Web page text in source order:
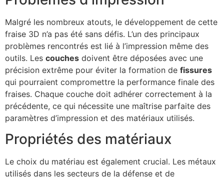
Malgré les nombreux atouts, le développement de cette
fraise 3D n’a pas été sans défis. L’un des principaux
problèmes rencontrés est lié à l’impression même des
outils. Les couches doivent être déposées avec une
précision extrême pour éviter la formation de fissures
qui pourraient compromettre la performance finale des
fraises. Chaque couche doit adhérer correctement à la
précédente, ce qui nécessite une maîtrise parfaite des
paramètres d’impression et des matériaux utilisés.
Propriétés des matériaux
Le choix du matériau est également crucial. Les métaux
utilisés dans les secteurs de la défense et de